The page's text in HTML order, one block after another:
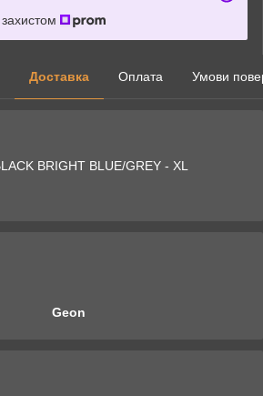
Доставка Оплата Умови
BRIGHT BLUE/GREY - XL
Geon